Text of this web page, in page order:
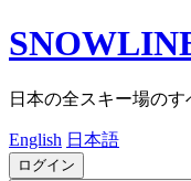
日本の全スキー場のす
English 日本語
ログイン